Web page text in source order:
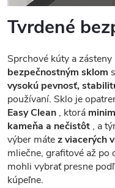
Tvrdené
Sprchové kúty a
bezpečnostným sklom
vysokú pevnosť,
používaní. Sklo je
Easy Clean , ktorá
kameňa a nečistôt , a
výber mátez viacerých
mliečne, grafitové až po
mohli vybrať presne
kúpeľne.